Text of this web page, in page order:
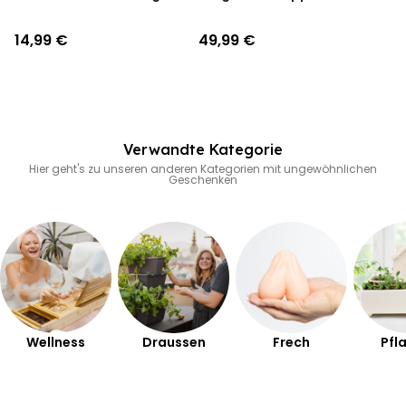
14,99 € 49,99 €
Verwandte Kategorie
Hier geht's zu unseren anderen Kategorien mit ungewöhnlichen
Geschenken
Wellness Draussen Frech